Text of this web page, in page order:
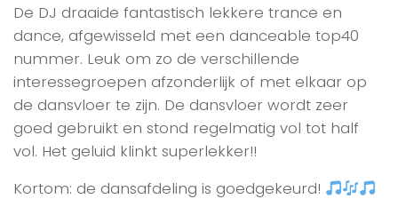
De DJ draaide fantastisch lekkere trance en
dance, afgewisseld met een danceable top40
nummer. Leuk om zo de verschillende
interessegroepen afzonderlijk of met elkaar op
de dansvloer te zijn. De dansvloer wordt zeer
goed gebruikt en stond regelmatig vol tot half
vol. Het geluid klinkt superlekker!!
Kortom: de dansafdeling is goedgekeurd!